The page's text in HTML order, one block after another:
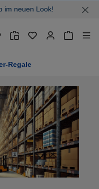
im neuen Look!
Regale